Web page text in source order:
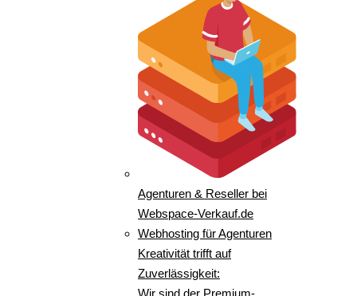
Agenturen & Reseller bei
Webspace-Verkauf.de
Webhosting für Agenturen
Kreativität trifft auf
Zuverlässigkeit: